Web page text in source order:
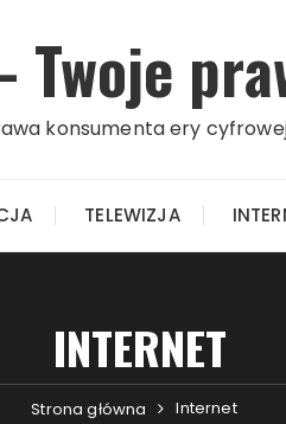
konsumenta ery cyfrowej
TELEWIZJA
INTERNET
Strona główna Internet